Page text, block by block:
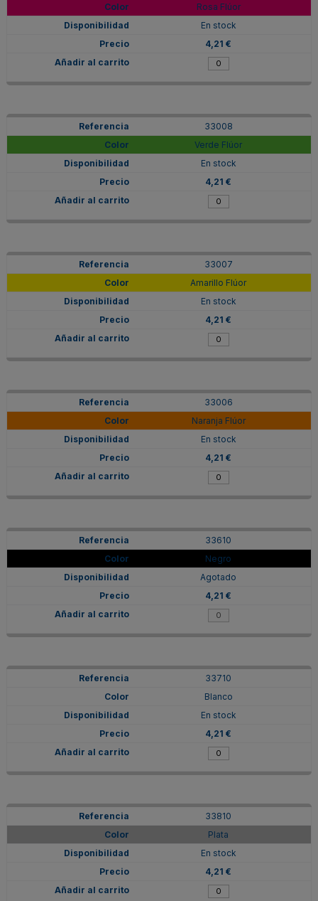
Rosa Flúor
En stock
4,21 €
33008
Verde Flúor
En stock
4,21 €
33007
Amarillo Flúor
En stock
4,21 €
33006
Naranja Flúor
En stock
4,21 €
33610
Negro
Agotado
4,21 €
33710
Blanco
En stock
4,21 €
33810
Plata
En stock
4,21 €